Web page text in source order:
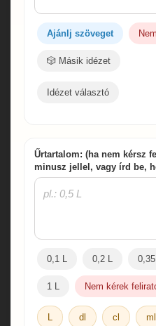
Ajánlj szöveget
🎲 Másik idézet
Idézet választó
Űrtartalom: (ha nem kérsz
minusz jellel, vagy írd be,
0,1 L 0,2 L 0,35
1 L Nem kérek
L dl cl ml